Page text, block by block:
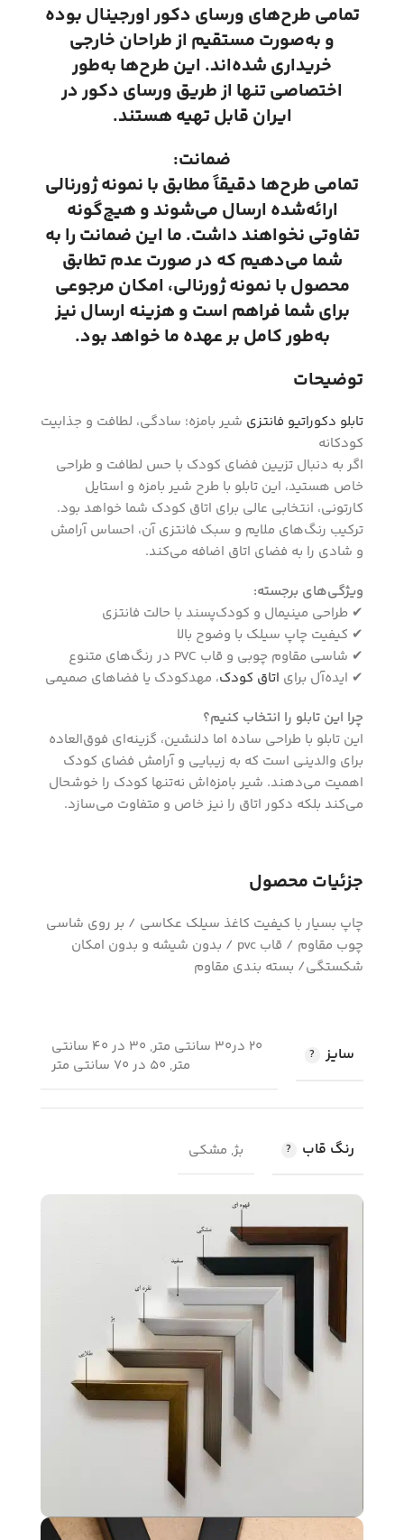
تمامی طرح‌های ورسای دکور اورجینال بوده
و به‌صورت مستقیم از طراحان خارجی
خریداری شده‌اند. این طرح‌ها به‌طور
اختصاصی تنها از طریق ورسای دکور در
ایران قابل تهیه هستند.
ضمانت:
تمامی طرح‌ها دقیقاً مطابق با نمونه ژورنالی
ارائه‌شده ارسال می‌شوند و هیچ‌گونه
تفاوتی نخواهند داشت. ما این ضمانت را به
شما می‌دهیم که در صورت عدم تطابق
محصول با نمونه ژورنالی، امکان مرجوعی
برای شما فراهم است و هزینه ارسال نیز
به‌طور کامل بر عهده ما خواهد بود.
توضیحات
تابلو دکوراتیو فانتزی شیر بامزه؛ سادگی، لطافت و جذابیت
کودکانه
اگر به دنبال تزیین فضای کودک با حس لطافت و طراحی
خاص هستید، این تابلو با طرح شیر بامزه و استایل
کارتونی، انتخابی عالی برای اتاق کودک شما خواهد بود.
ترکیب رنگ‌های ملایم و سبک فانتزی آن، احساس آرامش
و شادی را به فضای اتاق اضافه می‌کند.
ویژگی‌های برجسته:
✔ طراحی مینیمال و کودک‌پسند با حالت فانتزی
✔ کیفیت چاپ سیلک با وضوح بالا
✔ شاسی مقاوم چوبی و قاب PVC در رنگ‌های متنوع
✔ ایده‌آل برای اتاق کودک، مهدکودک یا فضاهای صمیمی
چرا این تابلو را انتخاب کنیم؟
این تابلو با طراحی ساده اما دلنشین، گزینه‌ای فوق‌العاده
برای والدینی است که به زیبایی و آرامش فضای کودک
اهمیت می‌دهند. شیر بامزه‌اش نه‌تنها کودک را خوشحال
می‌کند بلکه دکور اتاق را نیز خاص و متفاوت می‌سازد.
جزئیات محصول
چاپ بسیار با کیفیت کاغذ سیلک عکاسی / بر روی شاسی
چوب مقاوم / قاب pvc / بدون شیشه و بدون امکان
شکستگی/ بسته بندی مقاوم
سایز
20 در30 سانتی متر, 30 در 40 سانتی
متر, 50 در 70 سانتی متر
رنگ قاب بژ, مشکی